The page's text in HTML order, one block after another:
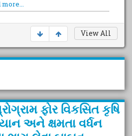
more...
View All
પહેલનું
૨૦૨૦-૨૦૨૫)
ફોર વિકસિત કૃષિ
અને ક્ષમતા વર્ધન